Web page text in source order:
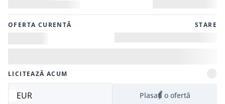
OFERTA CURENTĂ STARE
LICITEAZĂ ACUM
EUR Plasați o ofertă